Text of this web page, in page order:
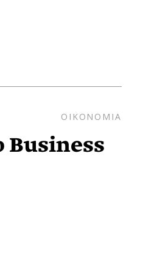
ΟΙΚΟΝΟΜΙΑ
Βusiness